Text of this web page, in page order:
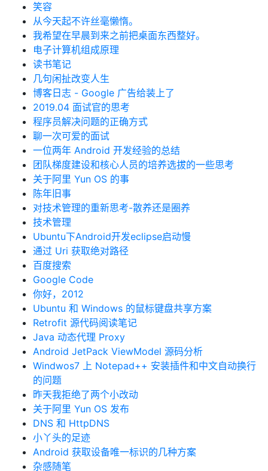
笑容
从今天起不许丝毫懒惰。
我希望在早晨到来之前把桌面东西整好。
电子计算机组成原理
读书笔记
几句闲扯改变人生
博客日志 - Google 广告给装上了
2019.04 面试官的思考
程序员解决问题的正确方式
聊一次可爱的面试
一位两年 Android 开发经验的总结
团队梯度建设和核心人员的培养选拔的一些思考
关于阿里 Yun OS 的事
陈年旧事
对技术管理的重新思考-散养还是圈养
技术管理
Ubuntu下Android开发eclipse启动慢
通过 Uri 获取绝对路径
百度搜索
Google Code
你好，2012
Ubuntu 和 Windows 的鼠标键盘共享方案
Retrofit 源代码阅读笔记
Java 动态代理 Proxy
Android JetPack ViewModel 源码分析
Windwos7 上 Notepad++ 安装插件和中文自动换行
的问题
昨天我拒绝了两个小改动
关于阿里 Yun OS 发布
DNS 和 HttpDNS
小丫头的足迹
Android 获取设备唯一标识的几种方案
杂感随笔